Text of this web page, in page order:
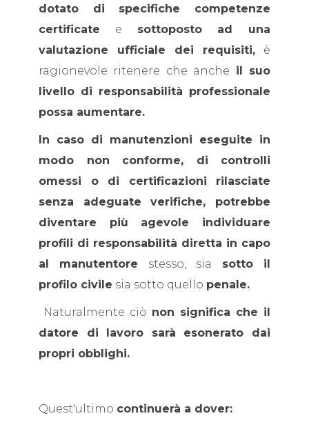
dotato di specifiche competenze
certificate e sottoposto ad una
valutazione ufficiale dei requisiti, è
ragionevole ritenere che anche il suo
livello di responsabilità professionale
possa aumentare.
In caso di manutenzioni eseguite in
modo non conforme, di controlli
omessi o di certificazioni rilasciate
senza adeguate verifiche, potrebbe
diventare più agevole individuare
profili di responsabilità diretta in capo
al manutentore stesso, sia sotto il
profilo civile sia sotto quello penale.
Naturalmente ciò non significa che il
datore di lavoro sarà esonerato dai
propri obblighi.
Quest'ultimo continuerà a dover: